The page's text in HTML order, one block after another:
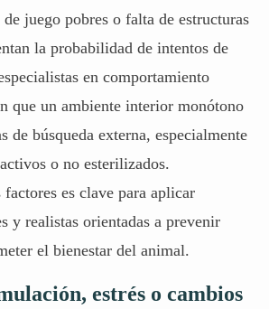
juego pobres o falta de estructuras
la probabilidad de intentos de
en comportamiento
que un ambiente interior monótono
de búsqueda externa, especialmente
o no esterilizados.
factores es clave para aplicar
y realistas orientadas a prevenir
el bienestar del animal.
estrés o cambios